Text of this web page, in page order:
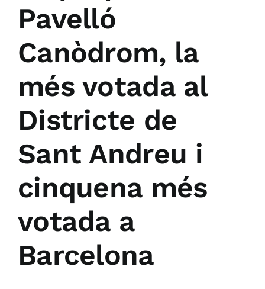
Pavelló
Canòdrom, la
més votada al
Districte de
Sant Andreu i
cinquena més
votada a
Barcelona